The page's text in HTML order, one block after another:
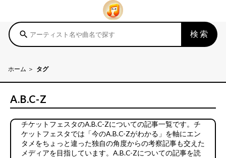
search 検索
ホーム タグ
A.B.C-Z
チケットフェスタのA.B.C-Zについての記事一覧です。チ
ケットフェスタでは「今のA.B.C-Zがわかる」を軸にエン
タメをちょっと違った独自の角度からの考察記事も交えた
メディアを目指しています。A.B.C-Zについての記事を読